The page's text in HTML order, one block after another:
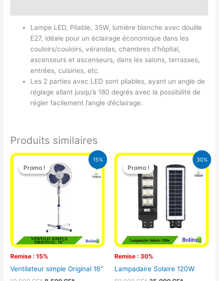
Lampe LED, Pliable, 35W, lumière blanche avec douille
E27, idéale pour un éclairage économique dans les
couloirs/couloirs, vérandas, chambres d’hôpital,
ascenseurs et ascenseurs, dans les salons, terrasses,
entrées, cuisines, etc.
Les 2 parties avec LED sont pliables, ayant un angle de
réglage allant jusqu’à 180 degrés avec la possibilité de
régler facilement l’angle d’éclairage.
Produits similaires
15%
Promo !
Remise : 15%
Promo !
Ventilateur simple Original 16″
Le
prix
initial
était :
10.000 CFA.
Le
30%
Promo !
Remise : 30%
Promo !
Lampadaire Solaire 120W
Le
prix
initial
était :
50.000 CFA.
Le
prix
actuel
est :
35.000